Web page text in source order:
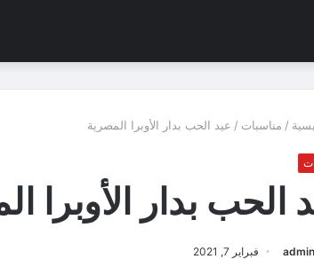
/ مناسبات / عيد الحب بدار الأوبرا المصرية
الحب بدار الأوبرا
admin فبراير 7, 2021